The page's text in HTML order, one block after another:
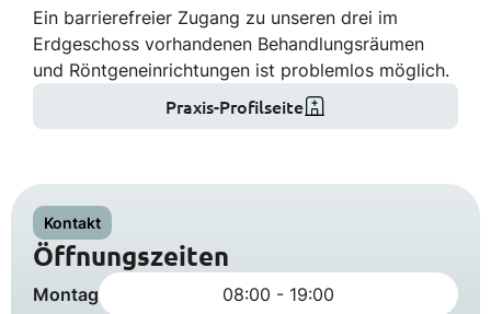
Ein barrierefreier Zugang zu unseren drei im
Erdgeschoss vorhandenen Behandlungsräumen
und Röntgeneinrichtungen ist problemlos möglich.
Praxis-Profilseite
Kontakt
Öffnungszeiten
Montag
08:00 - 19:00